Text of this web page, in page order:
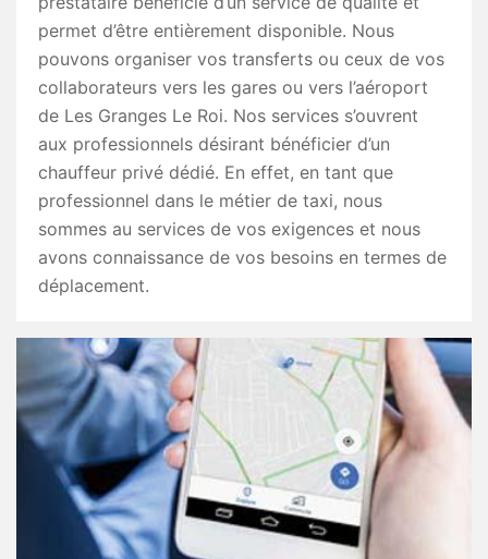
permet d’être entièrement disponible. Nous
pouvons organiser vos transferts ou ceux de vos
collaborateurs vers les gares ou vers l’aéroport
de Les Granges Le Roi. Nos services s’ouvrent
aux professionnels désirant bénéficier d’un
chauffeur privé dédié. En effet, en tant que
professionnel dans le métier de taxi, nous
sommes au services de vos exigences et nous
avons connaissance de vos besoins en termes de
déplacement.